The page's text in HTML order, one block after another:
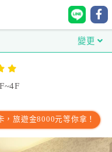
變更
，旅遊金8000元等你拿！